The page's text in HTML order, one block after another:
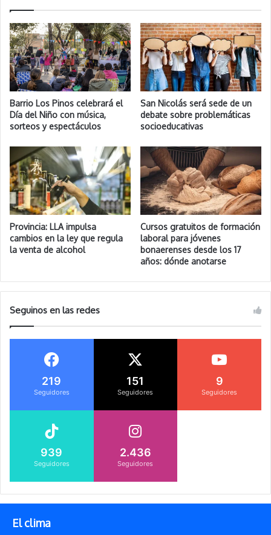
Barrio Los Pinos celebrará el
Día del Niño con música,
sorteos y espectáculos
San Nicolás será sede de un
debate sobre problemáticas
socioeducativas
Provincia: LLA impulsa
cambios en la ley que regula
la venta de alcohol
Cursos gratuitos de formación
laboral para jóvenes
bonaerenses desde los 17
años: dónde anotarse
Seguinos en las redes
219
Seguidores
151
Seguidores
9
Seguidores
939
Seguidores
2.436
Seguidores
El clima